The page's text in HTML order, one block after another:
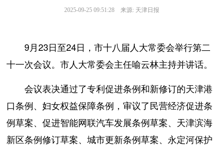
2025-09-25 09:51:28 来源: 天津日报
9月23日至24日，市十八届人大常委会举行第二
十一次会议。市人大常委会主任喻云林主持并讲话。
会议表决通过了专利促进条例和新修订的天津港
口条例、妇女权益保障条例，审议了民营经济促进条
例草案、促进智能网联汽车发展条例草案、天津滨海
新区条例修订草案、城市更新条例草案、永定河保护